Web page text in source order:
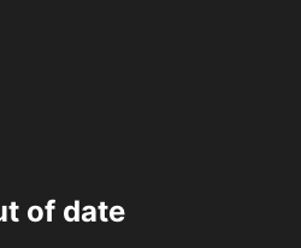
of date